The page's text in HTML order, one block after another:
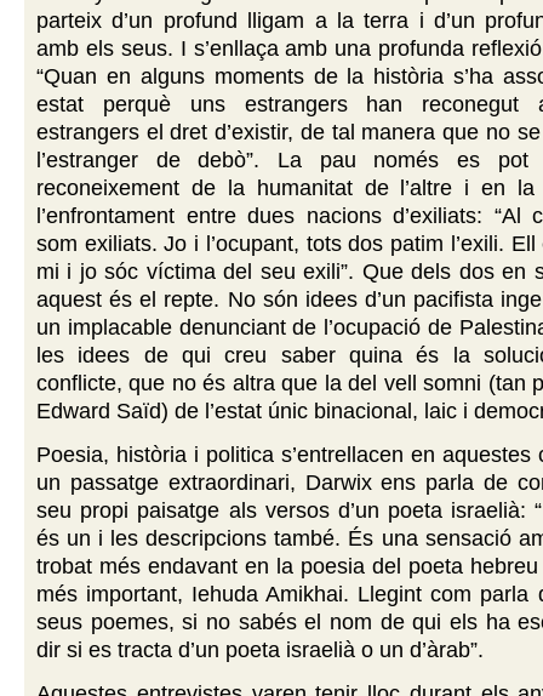
parteix d’un profund lligam a la terra i d’un
amb els seus. I s’enllaça amb una profunda
“Quan en alguns moments de la història s’ha
estat perquè uns estrangers han reconegut
estrangers el dret d’existir, de tal manera que no
l’estranger de debò”. La pau només es
reconeixement de la humanitat de l’altre i en la
l’enfrontament entre dues nacions d’exiliats: “Al
som exiliats. Jo i l’ocupant, tots dos patim l’exili.
mi i jo sóc víctima del seu exili”. Que dels dos en
aquest és el repte. No són idees d’un pacifista
un implacable denunciant de l’ocupació de
les idees de qui creu saber quina és la
conflicte, que no és altra que la del vell somni (tan
Edward Saïd) de l’estat únic binacional, laic i
Poesia, història i politica s’entrellacen en aquestes
un passatge extraordinari, Darwix ens parla de
seu propi paisatge als versos d’un poeta israelià:
és un i les descripcions també. És una sensació
trobat més endavant en la poesia del poeta
més important, Iehuda Amikhai. Llegint com parla
seus poemes, si no sabés el nom de qui els ha
dir si es tracta d’un poeta israelià o un d’àrab”.